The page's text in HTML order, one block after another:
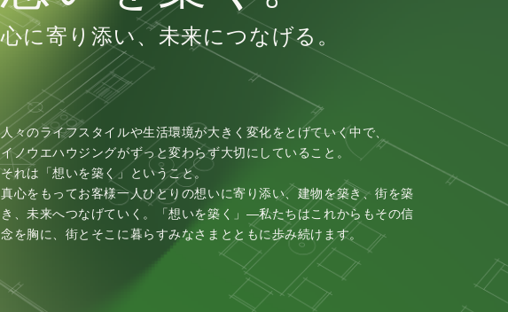
心に寄り添い、未来につなげる。
人々のライフスタイルや生活環境が大きく変化をとげていく中で、
イノウエハウジングがずっと変わらず大切にしていること。
それは「想いを築く」ということ。
真心をもってお客様一人ひとりの想いに寄り添い、建物を築き、街を築
き、未来へつなげていく。「想いを築く」―私たちはこれからもその信
念を胸に、街とそこに暮らすみなさまとともに歩み続けます。